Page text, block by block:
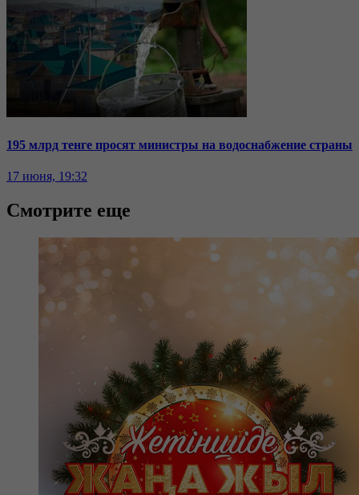
195 млрд тенге просят министры на водоснабжение страны
17 июня, 19:32
Смотрите еще